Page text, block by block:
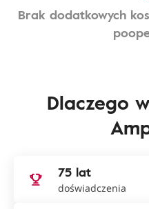
Brak dodatkowych
Dlaczego
75 lat
doświadczenia